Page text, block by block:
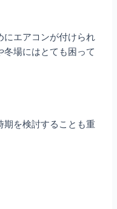
にエアコンが付けられ
場にはとても困って
期を検討することも重